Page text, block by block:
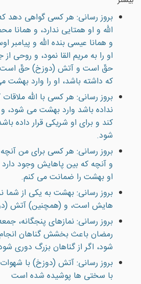
بروز رسانی: هر كسى گواهی دهد
الله و او همتايى ندارد، و همانا
و همانا عيسى بنده الله و
او را به مریم القا نمود، و
حقّ است و آتش (دوزخ) حقّ است،
که داشته باشد، او را وارد بهشت
بروز رسانی: هر كسى با الله
نداده باشد وارد بهشت مى شود، و
كند و براى او شريكى قرار داده
شود.
بروز رسانی: هر كسى براى من
و آنچه كه بين پاهايش وجود
او بهشت را ضمانت مى كنم.
بروز رسانی: بهشت به يكى از شما
هايش است، و (همچنين) آتش
بروز رسانی: نمازهاى پنجگانه،
رمضان باعث بخشش گناهان
شود، اگر از گناهان بزرگ دورى
بروز رسانی: آتش (دوزخ) با
با سختى ها پوشيده شده است